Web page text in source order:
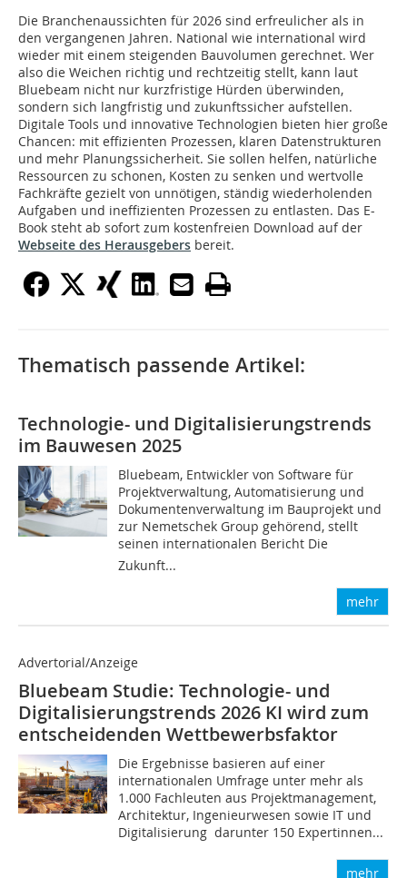
Die Branchenaussichten für 2026 sind erfreulicher als in
den vergangenen Jahren. National wie international wird
wieder mit einem steigenden Bauvolumen gerechnet. Wer
also die Weichen richtig und rechtzeitig stellt, kann laut
Bluebeam nicht nur kurzfristige Hürden überwinden,
sondern sich langfristig und zukunftssicher aufstellen.
Digitale Tools und innovative Technologien bieten hier große
Chancen: mit effizienten Prozessen, klaren Datenstrukturen
und mehr Planungssicherheit. Sie sollen helfen, natürliche
Ressourcen zu schonen, Kosten zu senken und wertvolle
Fachkräfte gezielt von unnötigen, ständig wiederholenden
Aufgaben und ineffizienten Prozessen zu entlasten. Das E-
Book steht ab sofort zum kostenfreien Download auf der
Webseite des Herausgebers bereit.
Thematisch passende Artikel:
Technologie- und Digitalisierungstrends
im Bauwesen 2025
Bluebeam, Entwickler von Software für
Projektverwaltung, Automatisierung und
Dokumentenverwaltung im Bauprojekt und
zur Nemetschek Group gehörend, stellt
seinen internationalen Bericht Die
Zukunft...
mehr
Advertorial/Anzeige
Bluebeam Studie: Technologie- und
Digitalisierungstrends 2026 KI wird zum
entscheidenden Wettbewerbsfaktor
Die Ergebnisse basieren auf einer
internationalen Umfrage unter mehr als
1.000 Fachleuten aus Projektmanagement,
Architektur, Ingenieurwesen sowie IT und
Digitalisierung  darunter 150 Expertinnen...
mehr